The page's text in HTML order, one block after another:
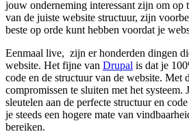
jouw onderneming interessant zijn om op
van de juiste website structuur, zijn
beste op orde kunt hebben voordat je
Eenmaal live, zijn er honderden dingen
website. Het fijne van Drupal is dat je
code en de structuur van de website. Met
compromissen te sluiten met het
sleutelen aan de perfecte structuur en
je steeds een hogere mate van
bereiken.